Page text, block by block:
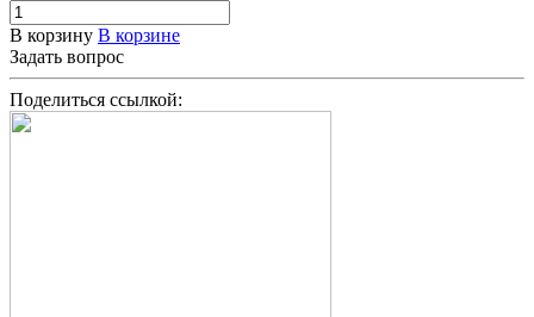
В корзину В корзине
Задать вопрос
Поделиться ссылкой: